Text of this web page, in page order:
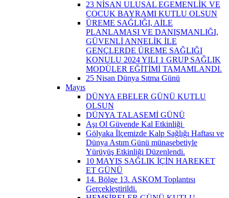
23 NİSAN ULUSAL EGEMENLİK VE
ÇOCUK BAYRAMI KUTLU OLSUN
ÜREME SAĞLIĞI, AİLE
PLANLAMASI VE DANIŞMANLIĞI,
GÜVENLİ ANNELİK İLE
GENÇLERDE ÜREME SAĞLIĞI
KONULU 2024 YILI 1 GRUP SAĞLIK
MODÜLER EĞİTİMİ TAMAMLANDI.
25 Nisan Dünya Sıtma Günü
Mayıs
DÜNYA EBELER GÜNÜ KUTLU
OLSUN
DÜNYA TALASEMİ GÜNÜ
Aşı Ol Güvende Kal Etkinliği ​
Gölyaka İlçemizde Kalp Sağlığı Haftası ve
Dünya Astım Günü münasebetiyle
Yürüyüş Etkinliği Düzenlendi.
10 MAYIS SAĞLIK İÇİN HAREKET
ET GÜNÜ
14. Bölge 13. ASKOM Toplantısı
Gerçekleştirildi.